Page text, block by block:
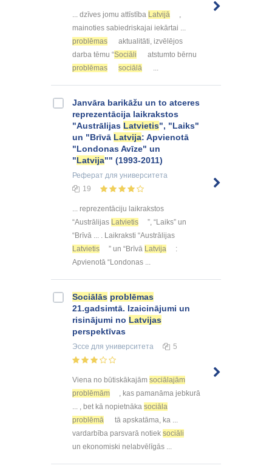
... dzīves jomu attīstība Latvijā
,
mainoties sabiedriskajai iekārtai ...
problēmas
aktualitāti, izvēlējos
darba tēmu “Sociāli
atstumto bērnu
problēmas
sociālā ...
Janvāra barikāžu un to atceres
reprezentācija laikrakstos
"Austrālijas Latvietis", "Laiks"
un "Brīvā Latvija: Apvienotā
"Londonas Avīze" un
"Latvija"" (1993-2011)
Реферат для университета
19
... reprezentāciju laikrakstos
“Austrālijas Latvietis
”, “Laiks” un
“Brīvā ... . Laikraksti “Austrālijas
Latvietis
” un “Brīvā Latvija
:
Apvienotā “Londonas ...
Sociālās problēmas
21.gadsimtā. Izaicinājumi un
risinājumi no Latvijas
perspektīvas
Эссе для университета 5
Viena no būtiskākajām sociālajām
problēmām
, kas pamanāma jebkurā
... , bet kā nopietnāka sociāla
problēmā
tā apskatāma, ka ...
vardarbība parsvarā notiek sociāli
un ekonomiski nelabvēlīgās ...